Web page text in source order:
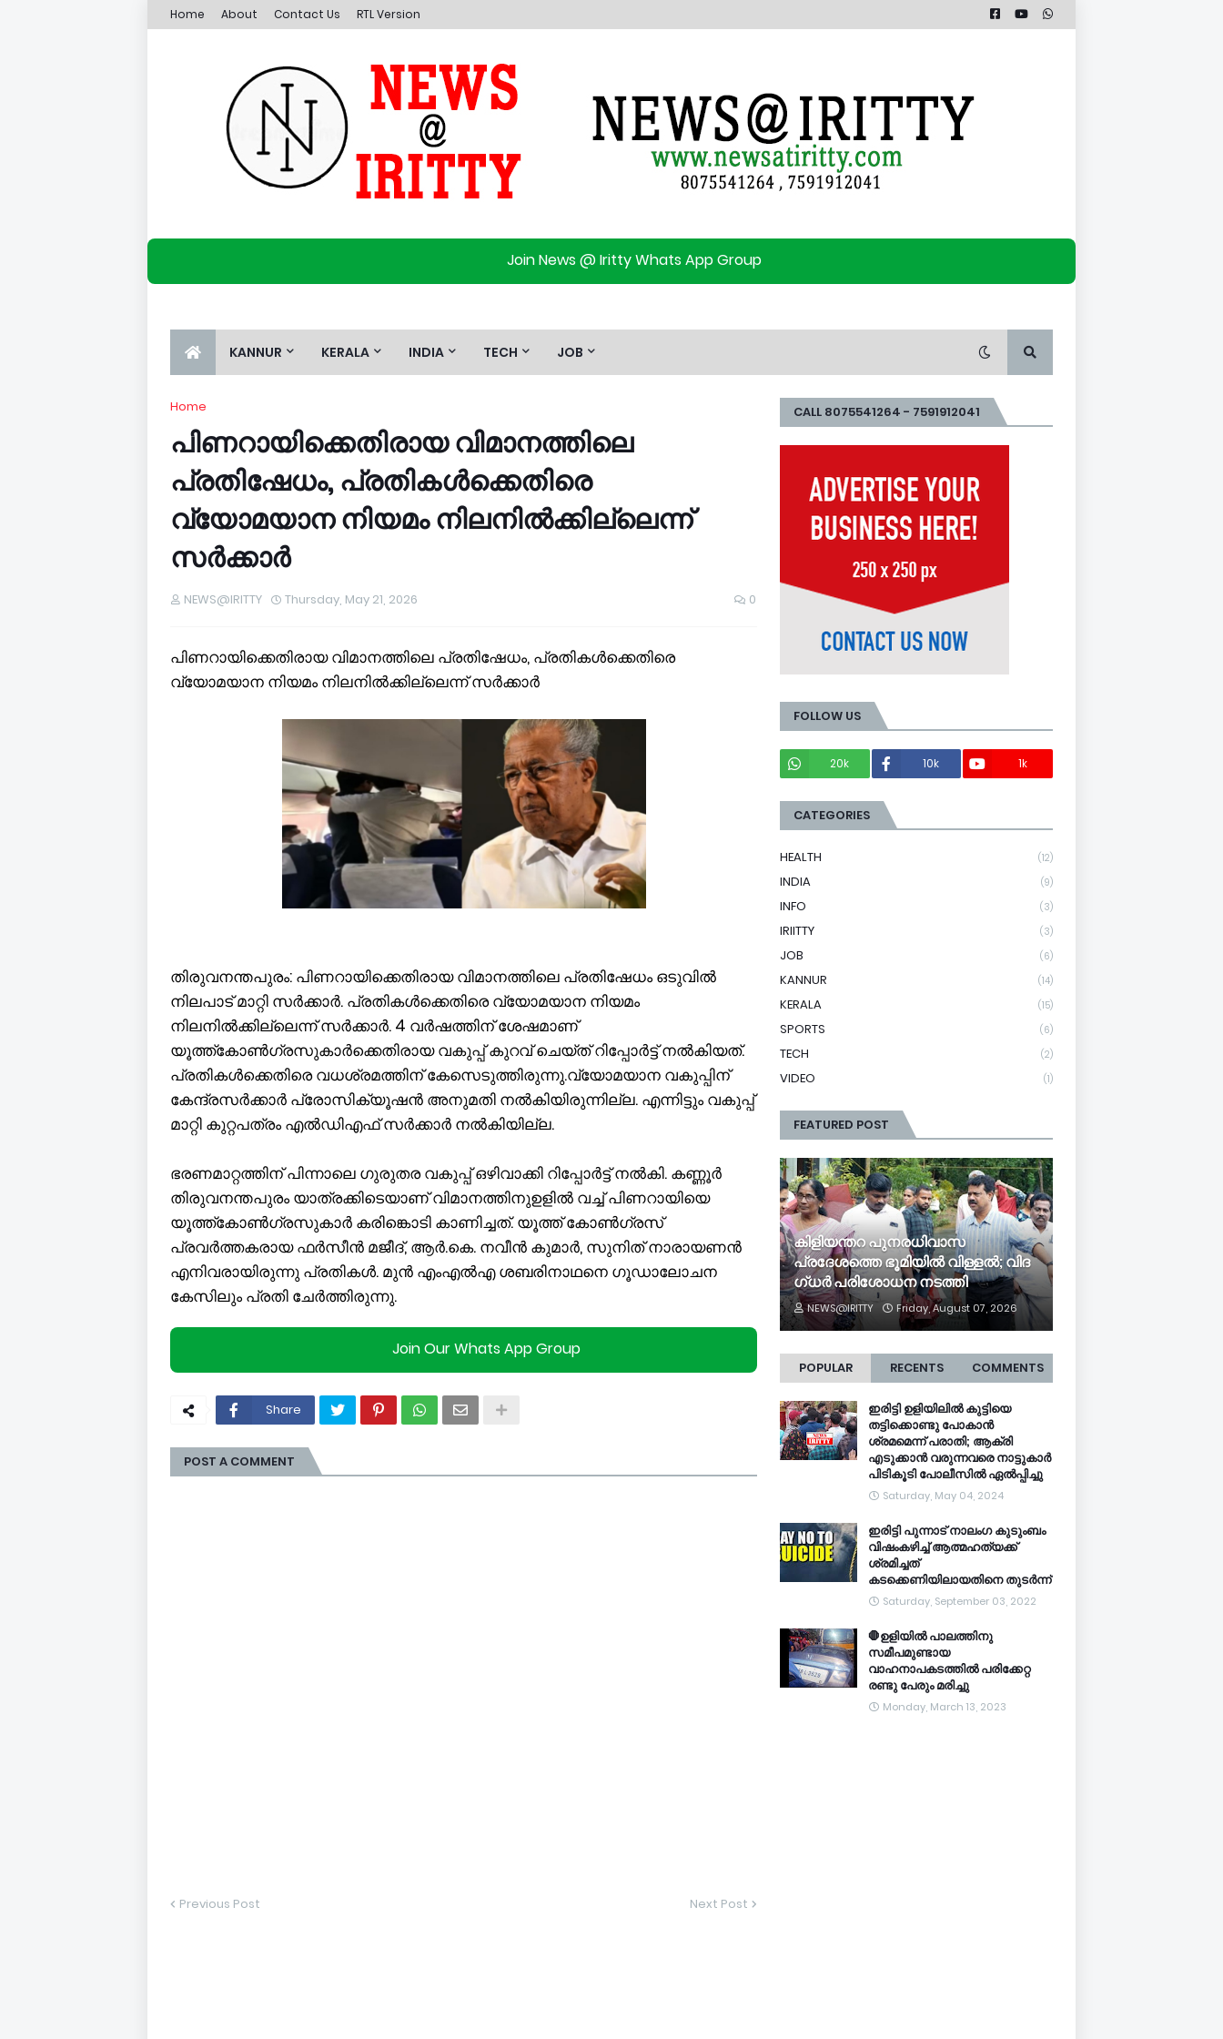
Home About Contact Us RTL Version
Join News @ Iritty Whats App Group
KANNUR KERALA INDIA TECH JOB
Home
പിണറായിക്കെതിരായ വിമാനത്തിലെ
പ്രതിഷേധം, പ്രതികൾക്കെതിരെ
വ്യോമയാന നിയമം നിലനിൽക്കില്ലെന്ന്
സർക്കാർ
NEWS@IRITTY Thursday, May 21, 2026 0
പിണറായിക്കെതിരായ വിമാനത്തിലെ പ്രതിഷേധം, പ്രതികൾക്കെതിരെ
വ്യോമയാന നിയമം നിലനിൽക്കില്ലെന്ന് സർക്കാർ
തിരുവനന്തപുരം: പിണറായിക്കെതിരായ വിമാനത്തിലെ പ്രതിഷേധം ഒടുവിൽ
നിലപാട് മാറ്റി സർക്കാർ. പ്രതികൾക്കെതിരെ വ്യോമയാന നിയമം
നിലനിൽക്കില്ലെന്ന് സർക്കാർ. 4 വർഷത്തിന് ശേഷമാണ്
യൂത്ത്കോൺഗ്രസുകാർക്കെതിരായ വകുപ്പ് കുറവ് ചെയ്ത് റിപ്പോർട്ട് നൽകിയത്.
പ്രതികൾക്കെതിരെ വധശ്രമത്തിന് കേസെടുത്തിരുന്നു.വ്യോമയാന വകുപ്പിന്
കേന്ദ്രസർക്കാർ പ്രോസിക്യൂഷൻ അനുമതി നൽകിയിരുന്നില്ല. എന്നിട്ടും വകുപ്പ്
മാറ്റി കുറ്റപത്രം എൽഡിഎഫ് സർക്കാർ നൽകിയില്ല.
ഭരണമാറ്റത്തിന് പിന്നാലെ ഗുരുതര വകുപ്പ് ഒഴിവാക്കി റിപ്പോർട്ട് നൽകി. കണ്ണൂർ
തിരുവനന്തപുരം യാത്രക്കിടെയാണ് വിമാനത്തിനുഉളിൽ വച്ച് പിണറായിയെ
യൂത്ത്കോൺഗ്രസുകാർ കരിങ്കൊടി കാണിച്ചത്. യൂത്ത് കോൺഗ്രസ്
പ്രവർത്തകരായ ഫർസീൻ മജീദ്, ആർ.കെ. നവീൻ കുമാർ, സുനിത് നാരായണൻ
എനിവരായിരുന്നു പ്രതികൾ. മുൻ എംഎൽഎ ശബരിനാഥനെ ഗൂഡാലോചന
കേസിലും പ്രതി ചേർത്തിരുന്നു.
Join Our Whats App Group
Share
POST A COMMENT
Previous Post Next Post
CALL 8075541264 - 7591912041
FOLLOW US
20k
10k 1k
CATEGORIES
HEALTH (12)
INDIA (9)
INFO (3)
IRIITTY (3)
JOB (6)
KANNUR (14)
KERALA (15)
SPORTS (6)
TECH (2)
VIDEO (1)
FEATURED POST
കി​ളി​യ​ന്ത​റ പു​ന​ര​ധി​വാ​സ
പ്രദേശത്തെ ഭൂ​മി​യി​ൽ വി​ള്ള​ൽ; വി​ദ​
ഗ്ധ​ർ പ​രി​ശോ​ധ​ന ന​ട​ത്തി
NEWS@IRITTY Friday, August 07, 2026
POPULAR RECENTS COMMENTS
ഇരിട്ടി ഉളിയിലിൽ കുട്ടിയെ
തട്ടിക്കൊണ്ടു പോകാൻ
ശ്രമമെന്ന് പരാതി; ആക്രി
എടുക്കാൻ വരുന്നവരെ നാട്ടുകാർ
പിടികൂടി പോലീസിൽ ഏൽപ്പിച്ചു
Saturday, May 04, 2024
ഇരിട്ടി പുന്നാട് നാലംഗ കുടുംബം
വിഷംകഴിച്ച്‌ ആത്മഹത്യക്ക്
ശ്രമിച്ചത്
കടക്കെണിയിലായതിനെ തുടർന്ന്
Saturday, September 03, 2022
🛑ഉളിയിൽ പാലത്തിനു
സമീപമുണ്ടായ
വാഹനാപകടത്തിൽ പരിക്കേറ്റ
രണ്ടു പേരും മരിച്ചു
Monday, March 13, 2023